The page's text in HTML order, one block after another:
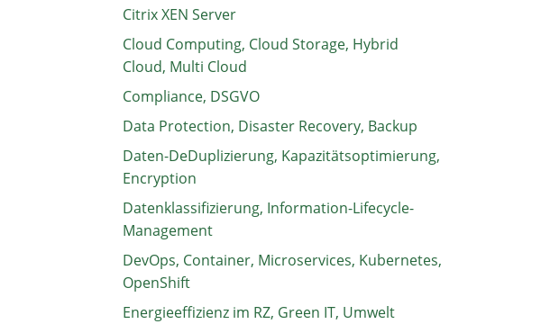
Citrix XEN Server
Cloud Computing, Cloud Storage, Hybrid
Cloud, Multi Cloud
Compliance, DSGVO
Data Protection, Disaster Recovery, Backup
Daten-DeDuplizierung, Kapazitätsoptimierung,
Encryption
Datenklassifizierung, Information-Lifecycle-
Management
DevOps, Container, Microservices, Kubernetes,
OpenShift
Energieeffizienz im RZ, Green IT, Umwelt